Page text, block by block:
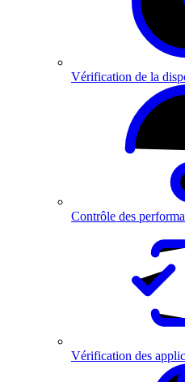
Vérification de la
Contrôle des
Vérification des